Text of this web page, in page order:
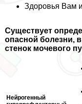
Здоровья Вам
Существует
опасной болезни,
стенок мочевого
Нейрогенный